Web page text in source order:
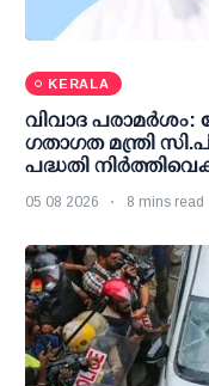
KERALA
വിവാദ പരാമര്‍ശം:
ഗതാഗത മന്ത്രി
പദ്ധതി
05 08 2026 8 mins read